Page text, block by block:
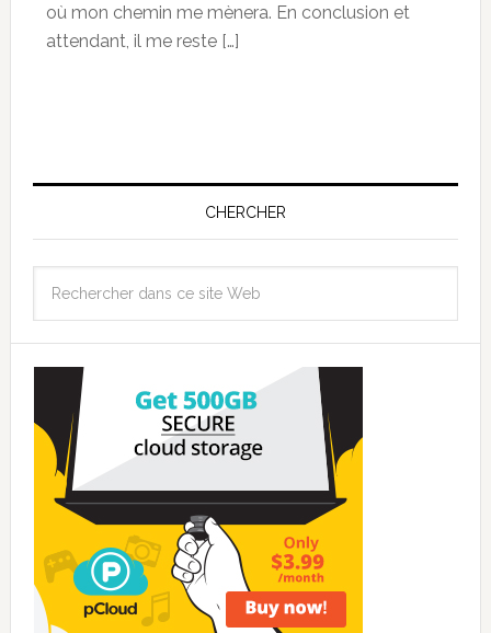
où mon chemin me mènera. En conclusion et
attendant, il me reste […]
CHERCHER